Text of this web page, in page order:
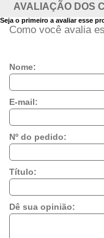
AVALIAÇÃO DOS
Seja o primeiro a avaliar esse
Como você avalia
Nome:
E-mail:
Nº do pedido:
Título:
Dê sua opinião: